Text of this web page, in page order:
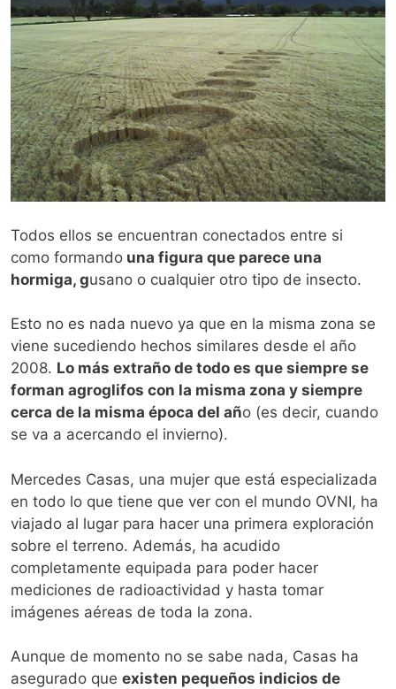
Todos ellos se encuentran conectados entre si
como formando una figura que parece una
hormiga, gusano o cualquier otro tipo de insecto.
Esto no es nada nuevo ya que en la misma zona se
viene sucediendo hechos similares desde el año
2008. Lo más extraño de todo es que siempre se
forman agroglifos con la misma zona y siempre
cerca de la misma época del año (es decir, cuando
se va a acercando el invierno).
Mercedes Casas, una mujer que está especializada
en todo lo que tiene que ver con el mundo OVNI, ha
viajado al lugar para hacer una primera exploración
sobre el terreno. Además, ha acudido
completamente equipada para poder hacer
mediciones de radioactividad y hasta tomar
imágenes aéreas de toda la zona.
Aunque de momento no se sabe nada, Casas ha
asegurado que existen pequeños indicios de